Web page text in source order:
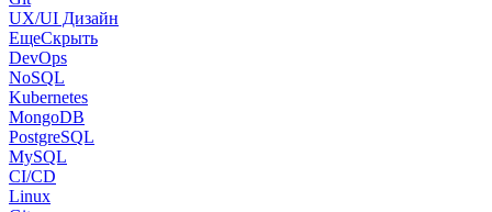
UX/UI Дизайн
ЕщеСкрыть
DevOps
NoSQL
Kubernetes
MongoDB
PostgreSQL
MySQL
CI/CD
Linux